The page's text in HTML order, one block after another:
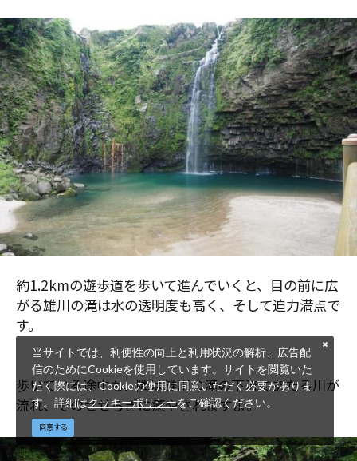
約1.2kmの遊歩道を歩いて進んでいくと、目の前に広
がる雄川の滝は水の透明度も高く、そして迫力満点で
す。
歩いている途中も、隣は雄川の滝の下流にあたる川が
流れ、そのせせらぎに癒やされますよ。
当サイトでは、利便性の向上と利用状況の解析、広告配
信のためにCookieを使用しています。サイトを閲覧いた
だく際には、Cookieの使用に同意いただく必要がありま
す。詳細はクッキーポリシーをご確認ください。
同意する